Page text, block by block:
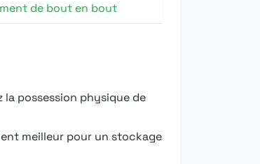
de bout en bout
possession physique de
meilleur pour un stockage